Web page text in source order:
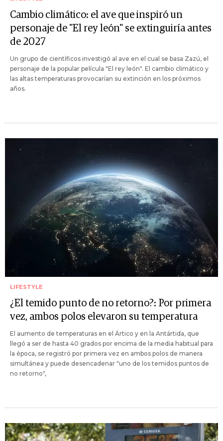
Cambio climático: el ave que inspiró un
personaje de "El rey león" se extinguiría antes
de 2027
Un grupo de científicos investigó al ave en el cual se basa Zazú, el
personaje de la popular película "El rey león". El cambio climático y
las altas temperaturas provocarían su extinción en los próximos
años.
LIFESTYLE
¿El temido punto de no retorno?: Por primera
vez, ambos polos elevaron su temperatura
El aumento de temperaturas en el Ártico y en la Antártida, que
llegó a ser de hasta 40 grados por encima de la media habitual para
la época, se registró por primera vez en ambos polos de manera
simultánea y puede desencadenar "uno de los temidos puntos de
no retorno",